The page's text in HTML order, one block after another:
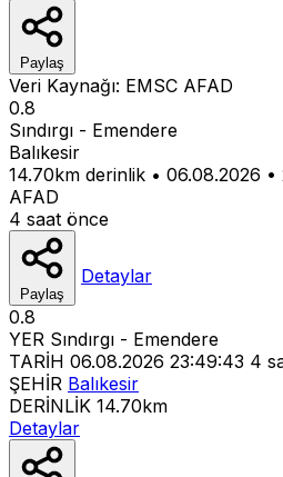
Paylaş
Veri Kaynağı: EMSC AFAD
0.8
Sındırgı - Emendere
Balıkesir
14.70km derinlik • 06.08.2026 •
AFAD
4 saat önce
Paylaş
Detaylar
0.8
YER Sındırgı - Emendere
TARİH 06.08.2026 23:49:43 4
ŞEHİR Balıkesir
DERİNLİK 14.70km
Detaylar